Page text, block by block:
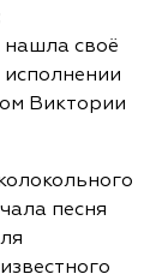
нашла своё
Виктории
песня